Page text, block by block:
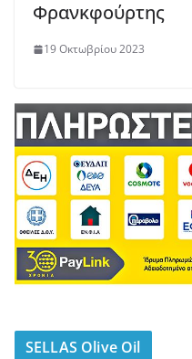
Φρανκφούρτης
19 Οκτωβρίου 2023
SELLAS Olive Oil